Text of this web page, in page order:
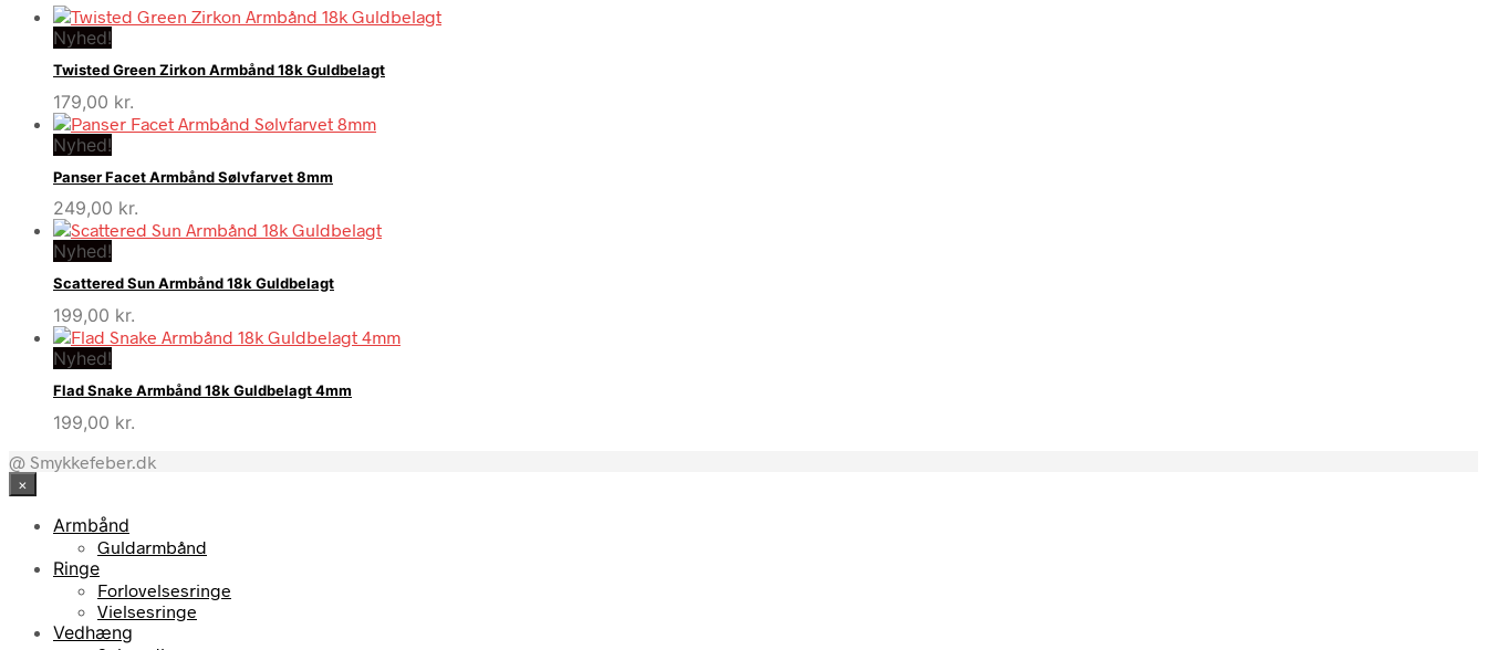
Nyhed!
Twisted Green Zirkon Armbånd 18k Guldbelagt
179,00 kr.
Nyhed!
Panser Facet Armbånd Sølvfarvet 8mm
249,00 kr.
Nyhed!
Scattered Sun Armbånd 18k Guldbelagt
199,00 kr.
Nyhed!
Flad Snake Armbånd 18k Guldbelagt 4mm
199,00 kr.
@ Smykkefeber.dk
×
Armbånd
Guldarmbånd
Ringe
Forlovelsesringe
Vielsesringe
Vedhæng